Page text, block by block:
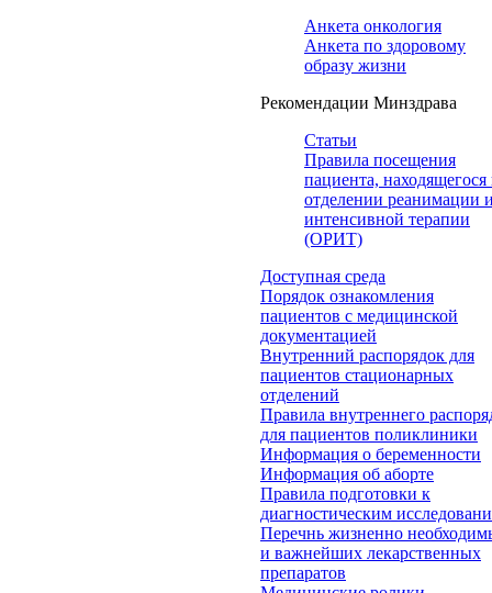
Анкета онкология
Анкета по здоровому
образу жизни
Рекомендации Минздрава
Статьи
Правила посещения
пациента, находящегося
отделении реанимации и
интенсивной терапии
(ОРИТ)
Доступная среда
Порядок ознакомления
пациентов с медицинской
документацией
Внутренний распорядок для
пациентов стационарных
отделений
Правила внутреннего
для пациентов поликлиники
Информация о беременности
Информация об аборте
Правила подготовки к
диагностическим
Перечнь жизненно
и важнейших лекарственных
препаратов